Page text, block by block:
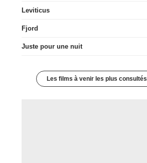
Leviticus
Fjord
Juste pour une nuit
Les films à venir les plus consultés